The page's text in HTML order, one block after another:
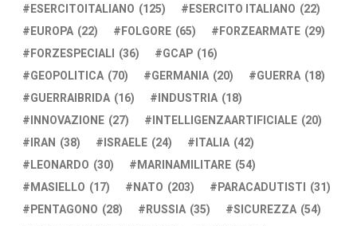
ESERCITOITALIANO (125) ESERCITO ITALIANO (22)
EUROPA (22) FOLGORE (65) FORZEARMATE (29)
FORZESPECIALI (36) GCAP (16)
GEOPOLITICA (70) GERMANIA (20) GUERRA (18)
GUERRAIBRIDA (16) INDUSTRIA (18)
INNOVAZIONE (27) INTELLIGENZAARTIFICIALE (20)
IRAN (38) ISRAELE (24) ITALIA (42)
LEONARDO (30) MARINAMILITARE (54)
MASIELLO (17) NATO (203) PARACADUTISTI (31)
PENTAGONO (28) RUSSIA (35) SICUREZZA (54)